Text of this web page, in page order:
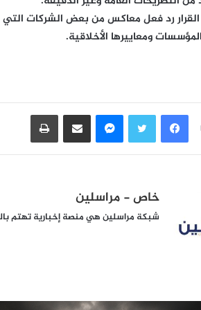
رد فعل معاكس من بعض الشركات
ومعاييرها الأخلاقية.
فيسبوكتويتر ماسنجر مشاركة عبر البريد طباعة
خاص - مراسلين
شبكة مراسلين هي منصة إخبارية تهتم